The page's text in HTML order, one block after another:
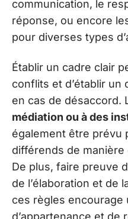
communication, le
réponse, ou encore
pour diverses types
Établir un cadre clair
conflits et d’établir un
en cas de désaccord.
médiation ou à des
également être prévu
différends de
De plus, faire preuve
de l’élaboration et de
ces règles encourage
d’appartenance et de